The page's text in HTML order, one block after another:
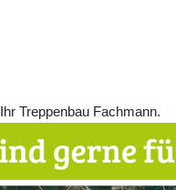
Ihr Treppenbau Fachmann.